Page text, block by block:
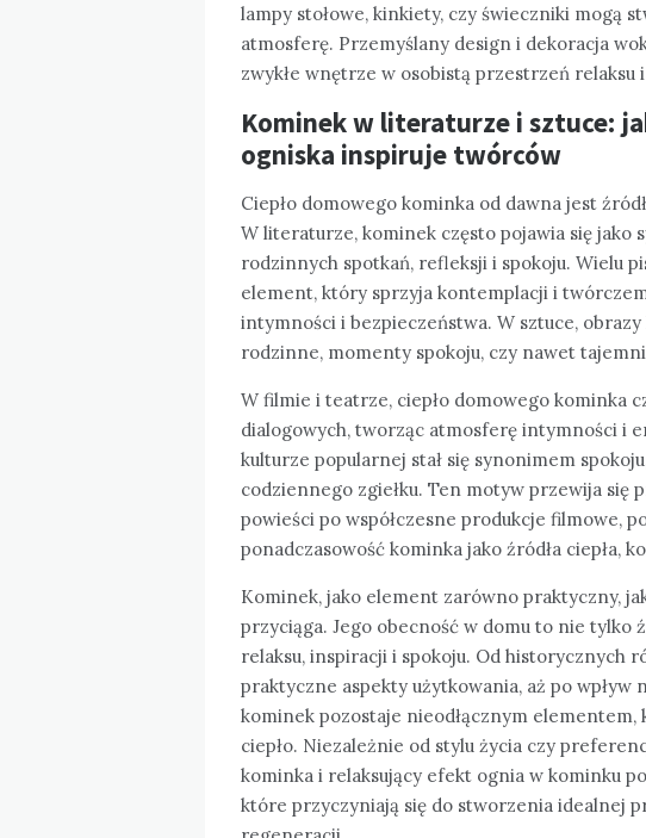
lampy stołowe, kinkiety, czy świeczniki mogą
atmosferę. Przemyślany design i dekoracja
zwykłe wnętrze w osobistą przestrzeń relaksu
Kominek w literaturze i sztuce:
ogniska inspiruje twórców
Ciepło domowego kominka od dawna jest
W literaturze, kominek często pojawia się jako
rodzinnych spotkań, refleksji i spokoju. Wielu
element, który sprzyja kontemplacji i
intymności i bezpieczeństwa. W sztuce,
rodzinne, momenty spokoju, czy nawet
W filmie i teatrze, ciepło domowego kominka
dialogowych, tworząc atmosferę intymności i
kulturze popularnej stał się synonimem
codziennego zgiełku. Ten motyw przewija się
powieści po współczesne produkcje filmowe,
ponadczasowość kominka jako źródła ciepła,
Kominek, jako element zarówno praktyczny,
przyciąga. Jego obecność w domu to nie tylko
relaksu, inspiracji i spokoju. Od historycznych
praktyczne aspekty użytkowania, aż po wpływ
kominek pozostaje nieodłącznym
ciepło. Niezależnie od stylu życia czy
kominka i relaksujący efekt ognia w kominku
które przyczyniają się do stworzenia idealnej